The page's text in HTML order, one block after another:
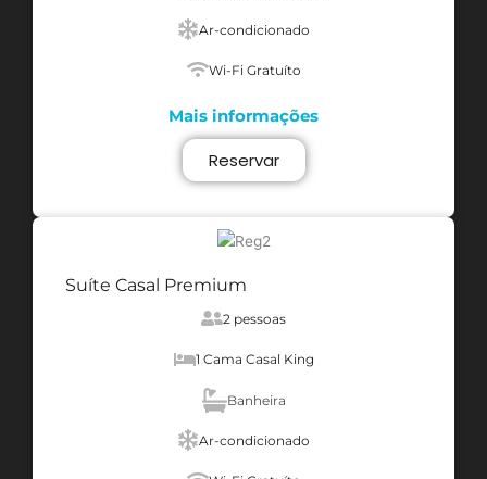
Ar-condicionado
Wi-Fi Gratuíto
Mais informações
Reservar
Suíte Casal Premium
2 pessoas
1 Cama Casal King
Banheira
Ar-condicionado